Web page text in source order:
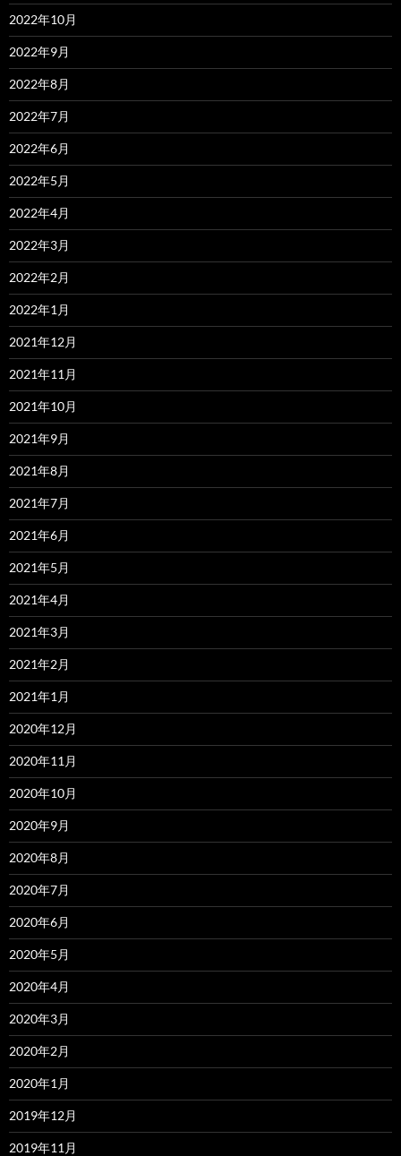
2022年10月
2022年9月
2022年8月
2022年7月
2022年6月
2022年5月
2022年4月
2022年3月
2022年2月
2022年1月
2021年12月
2021年11月
2021年10月
2021年9月
2021年8月
2021年7月
2021年6月
2021年5月
2021年4月
2021年3月
2021年2月
2021年1月
2020年12月
2020年11月
2020年10月
2020年9月
2020年8月
2020年7月
2020年6月
2020年5月
2020年4月
2020年3月
2020年2月
2020年1月
2019年12月
2019年11月